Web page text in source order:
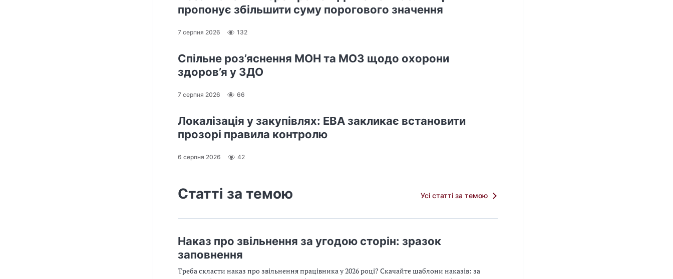
пропонує збільшити суму порогового значення
7 серпня 2026 132
Спільне роз’яснення МОН та МОЗ щодо охорони
здоров’я у ЗДО
7 серпня 2026 66
Локалізація у закупівлях: ЕВА закликає встановити
прозорі правила контролю
6 серпня 2026 42
Статті за темою Усі статті за темою
Наказ про звільнення за угодою сторін: зразок
заповнення
Треба скласти наказ про звільнення працівника у 2026 році? Скачайте шаблони наказів: за